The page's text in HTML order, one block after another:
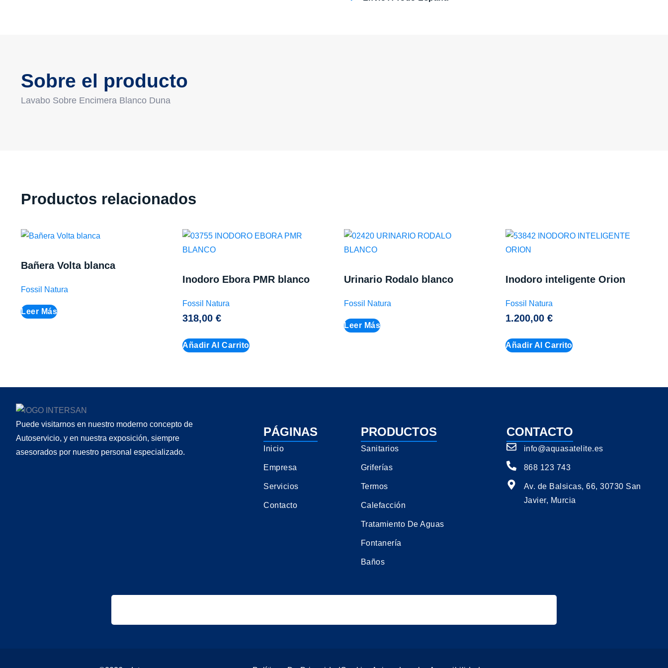
Sobre el producto
Lavabo Sobre Encimera Blanco Duna
Productos relacionados
Bañera Volta blanca
Fossil Natura
Leer Más
Inodoro Ebora PMR blanco
Fossil Natura
318,00 €
Añadir Al Carrito
Urinario Rodalo blanco
Fossil Natura
Leer Más
Inodoro inteligente Orion
Fossil Natura
1.200,00 €
Añadir Al Carrito
Puede visitarnos en nuestro moderno concepto de
Autoservicio, y en nuestra exposición, siempre
asesorados por nuestro personal especializado.
PÁGINAS
Inicio
Empresa
Servicios
Contacto
PRODUCTOS
Sanitarios
Griferías
Termos
Calefacción
Tratamiento De Aguas
Fontanería
Baños
CONTACTO
info@aquasatelite.es
868 123 743
Av. de Balsicas, 66, 30730 San
Javier, Murcia